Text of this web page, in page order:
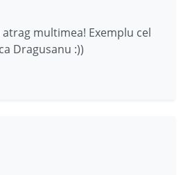
multimea! Exemplu cel
Dragusanu :))